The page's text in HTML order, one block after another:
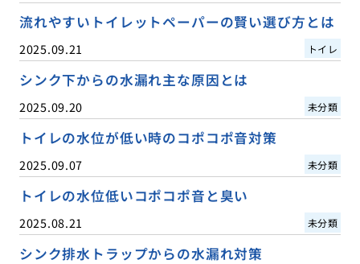
流れやすいトイレットペーパーの賢い選び方とは
2025.09.21 トイレ
シンク下からの水漏れ主な原因とは
2025.09.20 未分類
トイレの水位が低い時のコポコポ音対策
2025.09.07 未分類
トイレの水位低いコポコポ音と臭い
2025.08.21 未分類
シンク排水トラップからの水漏れ対策